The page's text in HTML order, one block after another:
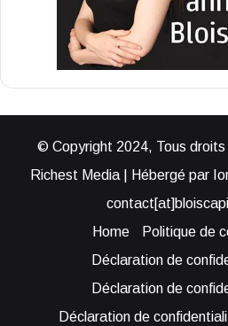
© Copyright 2024, Tous
Richest Media | Hébergé par
Home
Politique de
Déclaration de
Déclaration de
Déclaration de